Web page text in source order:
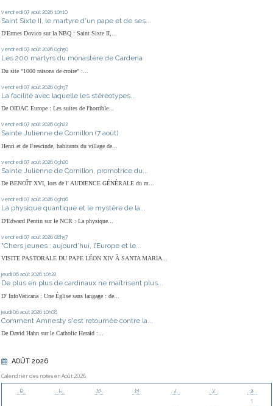
vendredi 07 août 2026 10h10
Saint Sixte II, le martyre d'un pape et de ses...
D'Ermes Dovico sur la NBQ : Saint Sixte II,...
vendredi 07 août 2026 09h50
Les 200 martyrs du monastère de Cardena
Du site "1000 raisons de croire" :...
vendredi 07 août 2026 09h37
La facilité avec laquelle les stéréotypes...
De OIDAC Europe : Les suites de l'horrible...
vendredi 07 août 2026 09h22
Sainte Julienne de Cornillon (7 août)
Henri et de Frescinde, habitants du village de...
vendredi 07 août 2026 09h20
Sainte Julienne de Cornillon, promotrice du...
De BENOÎT XVI, lors de l' AUDIENCE GÉNÉRALE du m...
vendredi 07 août 2026 09h16
La physique quantique et le mystère de la...
D'Edward Pentin sur le NCR : La physique...
vendredi 07 août 2026 08h57
"Chers jeunes : aujourd’hui, l’Europe et le...
VISITE PASTORALE DU PAPE LÉON XIV À SANTA MARIA...
jeudi 06 août 2026 10h22
De plus en plus de cardinaux ne maîtrisent plus...
D' InfoVaticana : Une Église sans langage : de...
jeudi 06 août 2026 10h08
Comment Amnesty s'est retournée contre la...
De David Hahn sur le Catholic Herald :...
AOÛT 2026
Calendrier des notes en Août 2026
D L M M J V S
1